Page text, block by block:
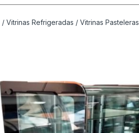
/ Vitrinas Refrigeradas / Vitrinas Pasteleras